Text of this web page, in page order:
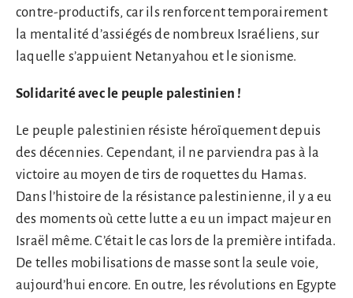
contre-productifs, car ils renforcent temporairement
la mentalité d’assiégés de nombreux Israéliens, sur
laquelle s’appuient Netanyahou et le sionisme.
Solidarité avec le peuple palestinien !
Le peuple palestinien résiste héroïquement depuis
des décennies. Cependant, il ne parviendra pas à la
victoire au moyen de tirs de roquettes du Hamas.
Dans l’histoire de la résistance palestinienne, il y a eu
des moments où cette lutte a eu un impact majeur en
Israël même. C’était le cas lors de la première intifada.
De telles mobilisations de masse sont la seule voie,
aujourd’hui encore. En outre, les révolutions en Egypte